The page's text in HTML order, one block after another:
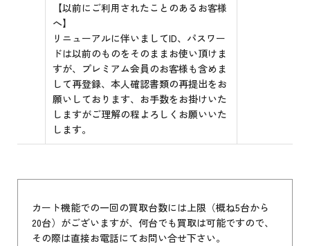
【以前にご利用されたことのあるお客様
へ】
リニューアルに伴いましてID、パスワー
ドは以前のものをそのままお使い頂けま
すが、プレミアム会員のお客様も含めま
して再登録、本人確認書類の再提出をお
願いしております、お手数をお掛けいた
しますがご理解の程よろしくお願いいた
します。
カート機能での一回の買取台数には上限（概ね5台から
20台）がございますが、何台でも買取は可能ですので、
その際は直接お電話にてお問い合せ下さい。